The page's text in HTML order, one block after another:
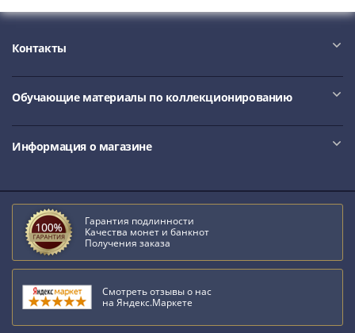
Контакты
Обучающие материалы по коллекционированию
Информация о магазине
Гарантия подлинности
Качества монет и банкнот
Получения заказа
Смотреть отзывы о нас
на Яндекс.Маркете